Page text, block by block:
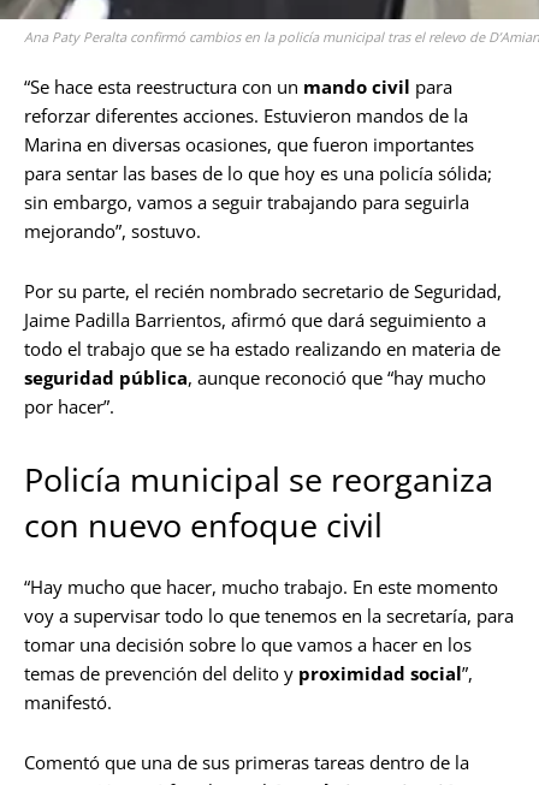
Ana Paty Peralta confirmó cambios en la policía municipal tras el relevo de
“Se hace esta reestructura con un mando civil para
reforzar diferentes acciones. Estuvieron mandos de la
Marina en diversas ocasiones, que fueron importantes
para sentar las bases de lo que hoy es una policía sólida;
sin embargo, vamos a seguir trabajando para seguirla
mejorando”, sostuvo.
Por su parte, el recién nombrado secretario de Seguridad,
Jaime Padilla Barrientos, afirmó que dará seguimiento a
todo el trabajo que se ha estado realizando en materia de
seguridad pública, aunque reconoció que “hay mucho
por hacer”.
Policía municipal se reorganiza
con nuevo enfoque civil
“Hay mucho que hacer, mucho trabajo. En este momento
voy a supervisar todo lo que tenemos en la secretaría, para
tomar una decisión sobre lo que vamos a hacer en los
temas de prevención del delito y proximidad social”,
manifestó.
Comentó que una de sus primeras tareas dentro de la